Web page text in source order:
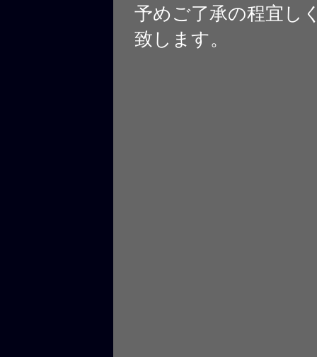
予めご了承の程宜し
致します。